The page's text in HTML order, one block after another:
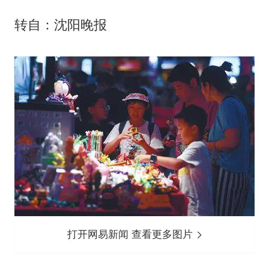
转自：沈阳晚报
打开网易新闻 查看更多图片